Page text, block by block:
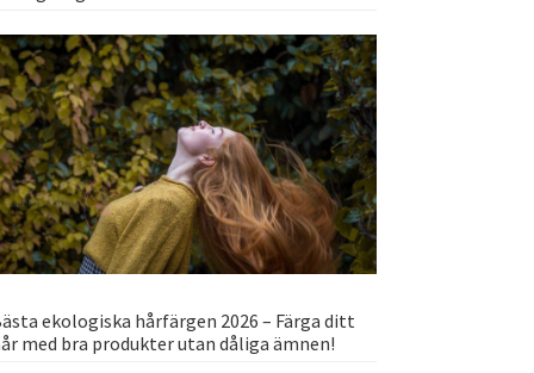
ekologiska hårfärgen 2026 – Färga ditt
med bra produkter utan dåliga ämnen!